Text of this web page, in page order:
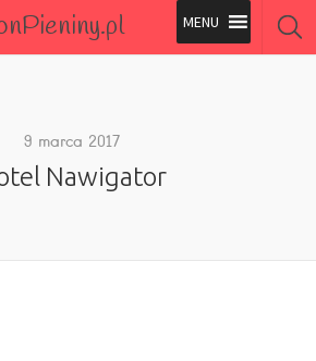
9 marca 2017
Nawigator